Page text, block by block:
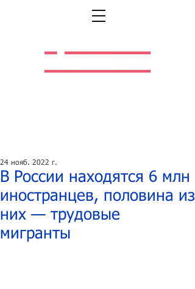
В России находятся 6 млн
иностранцев, половина из
них — трудовые
мигранты
24 нояб. 2022 г.